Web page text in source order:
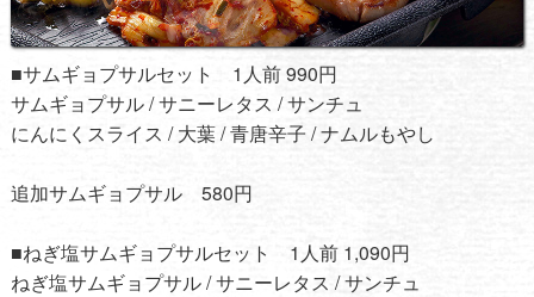
■サムギョプサルセット 1人前 990円
サムギョプサル / サニーレタス / サンチュ
にんにくスライス / 大葉 / 青唐辛子 / ナムルもやし
追加サムギョプサル 580円
■ねぎ塩サムギョプサルセット 1人前 1,090円
ねぎ塩サムギョプサル / サニーレタス / サンチュ